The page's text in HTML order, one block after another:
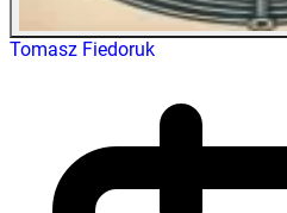
Tomasz Fiedoruk